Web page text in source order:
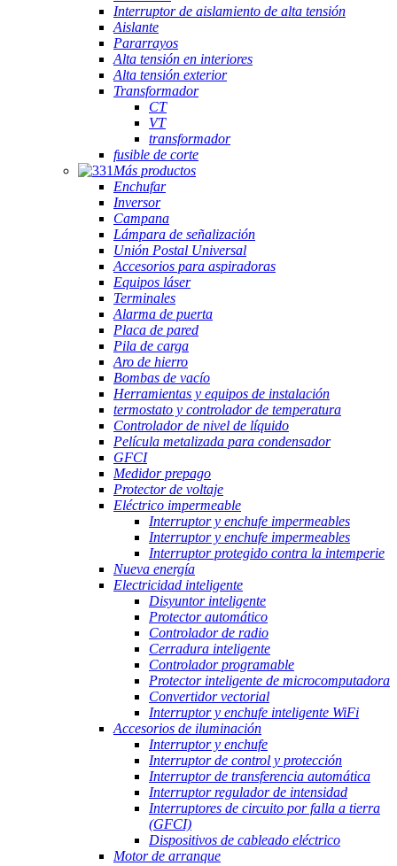
Interruptor de aislamiento de alta tensión
Aislante
Pararrayos
Alta tensión en interiores
Alta tensión exterior
Transformador
CT
VT
transformador
fusible de corte
Más productos
Enchufar
Inversor
Campana
Lámpara de señalización
Unión Postal Universal
Accesorios para aspiradoras
Equipos láser
Terminales
Alarma de puerta
Placa de pared
Pila de carga
Aro de hierro
Bombas de vacío
Herramientas y equipos de instalación
termostato y controlador de temperatura
Controlador de nivel de líquido
Película metalizada para condensador
GFCI
Medidor prepago
Protector de voltaje
Eléctrico impermeable
Interruptor y enchufe impermeables
Interruptor y enchufe impermeables
Interruptor protegido contra la intemperie
Nueva energía
Electricidad inteligente
Disyuntor inteligente
Protector automático
Controlador de radio
Cerradura inteligente
Controlador programable
Protector inteligente de microcomputadora
Convertidor vectorial
Interruptor y enchufe inteligente WiFi
Accesorios de iluminación
Interruptor y enchufe
Interruptor de control y protección
Interruptor de transferencia automática
Interruptor regulador de intensidad
Interruptores de circuito por falla a tierra
(GFCI)
Dispositivos de cableado eléctrico
Motor de arranque